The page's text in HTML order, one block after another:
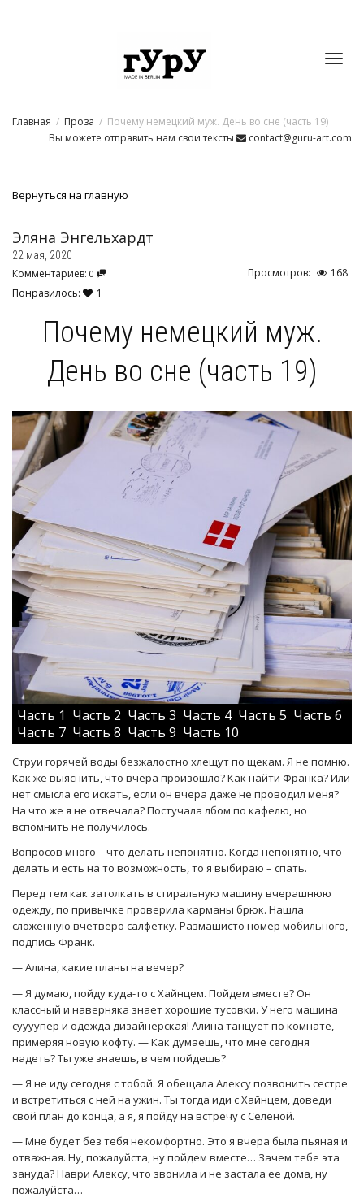
Главная Проза
Почему немецкий муж. День во сне (часть 19)
Вы можете отправить нам свои тексты
contact@guru-art.com
Вернуться на главную
Эляна Энгельхардт
22 мая, 2020
Комментариев: 0 Просмотров:
168
Понравилось:
1
Почему немецкий муж.
День во сне (часть 19)
Часть 1 Часть 2 Часть 3 Часть 4 Часть 5 Часть 6
Часть 7 Часть 8 Часть 9 Часть 10
Струи горячей воды безжалостно хлещут по щекам. Я не помню.
Как же выяснить, что вчера произошло? Как найти Франка? Или
нет смысла его искать, если он вчера даже не проводил меня?
На что же я не отвечала? Постучала лбом по кафелю, но
вспомнить не получилось.
Вопросов много – что делать непонятно. Когда непонятно, что
делать и есть на то возможность, то я выбираю – спать.
Перед тем как затолкать в стиральную машину вчерашнюю
одежду, по привычке проверила карманы брюк. Нашла
сложенную вчетверо салфетку. Размашисто номер мобильного,
подпись Франк.
— Алина, какие планы на вечер?
— Я думаю, пойду куда-то с Хайнцем. Пойдем вместе? Он
классный и наверняка знает хорошие тусовки. У него машина
суууупер и одежда дизайнерская! Алина танцует по комнате,
примеряя новую кофту. — Как думаешь, что мне сегодня
надеть? Ты уже знаешь, в чем пойдешь?
— Я не иду сегодня с тобой. Я обещала Алексу позвонить сестре
и встретиться с ней на ужин. Ты тогда иди с Хайнцем, доведи
свой план до конца, а я, я пойду на встречу с Селеной.
— Мне будет без тебя некомфортно. Это я вчера была пьяная и
отважная. Ну, пожалуйста, ну пойдем вместе… Зачем тебе эта
зануда? Наври Алексу, что звонила и не застала ее дома, ну
пожалуйста…